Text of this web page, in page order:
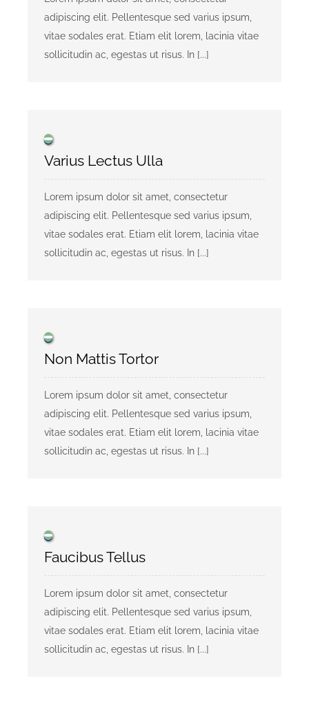
adipiscing elit. Pellentesque sed varius ipsum,
vitae sodales erat. Etiam elit lorem, lacinia vitae
sollicitudin ac, egestas ut risus. In [...]
Varius Lectus Ulla
Lorem ipsum dolor sit amet, consectetur
adipiscing elit. Pellentesque sed varius ipsum,
vitae sodales erat. Etiam elit lorem, lacinia vitae
sollicitudin ac, egestas ut risus. In [...]
Non Mattis Tortor
Lorem ipsum dolor sit amet, consectetur
adipiscing elit. Pellentesque sed varius ipsum,
vitae sodales erat. Etiam elit lorem, lacinia vitae
sollicitudin ac, egestas ut risus. In [...]
Faucibus Tellus
Lorem ipsum dolor sit amet, consectetur
adipiscing elit. Pellentesque sed varius ipsum,
vitae sodales erat. Etiam elit lorem, lacinia vitae
sollicitudin ac, egestas ut risus. In [...]